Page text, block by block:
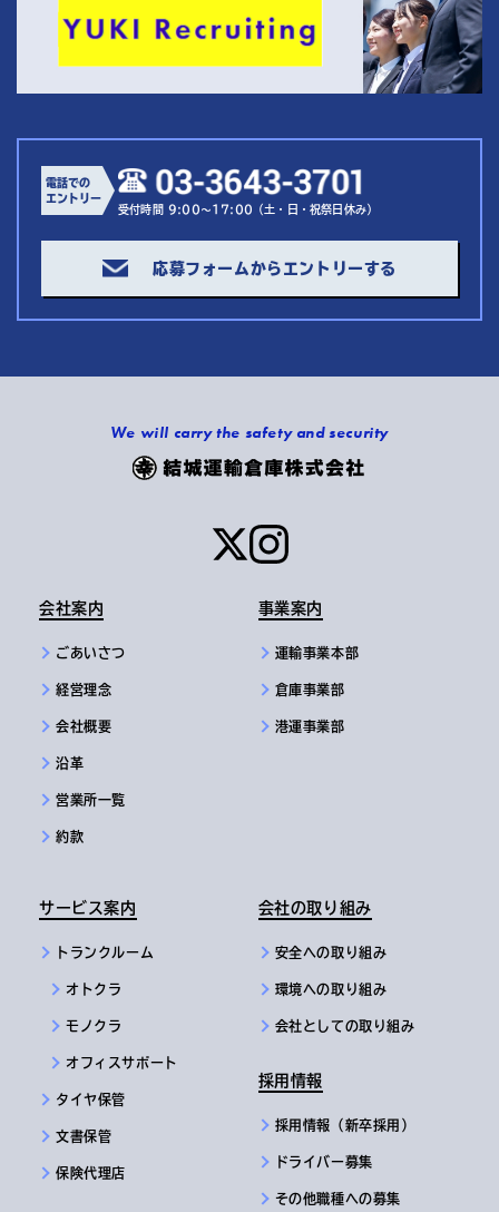
電話での
エントリー
受付時間 9:00～17:00（土・日・祝祭日休み）
応募フォームからエントリーする
We will carry the safety and security
会社案内
ごあいさつ
経営理念
会社概要
沿革
営業所一覧
約款
事業案内
運輸事業本部
倉庫事業部
港運事業部
サービス案内
トランクルーム
オトクラ
モノクラ
オフィスサポート
タイヤ保管
文書保管
保険代理店
会社の取り組み
安全への取り組み
環境への取り組み
会社としての取り組み
採用情報
採用情報（新卒採用）
ドライバー募集
その他職種への募集